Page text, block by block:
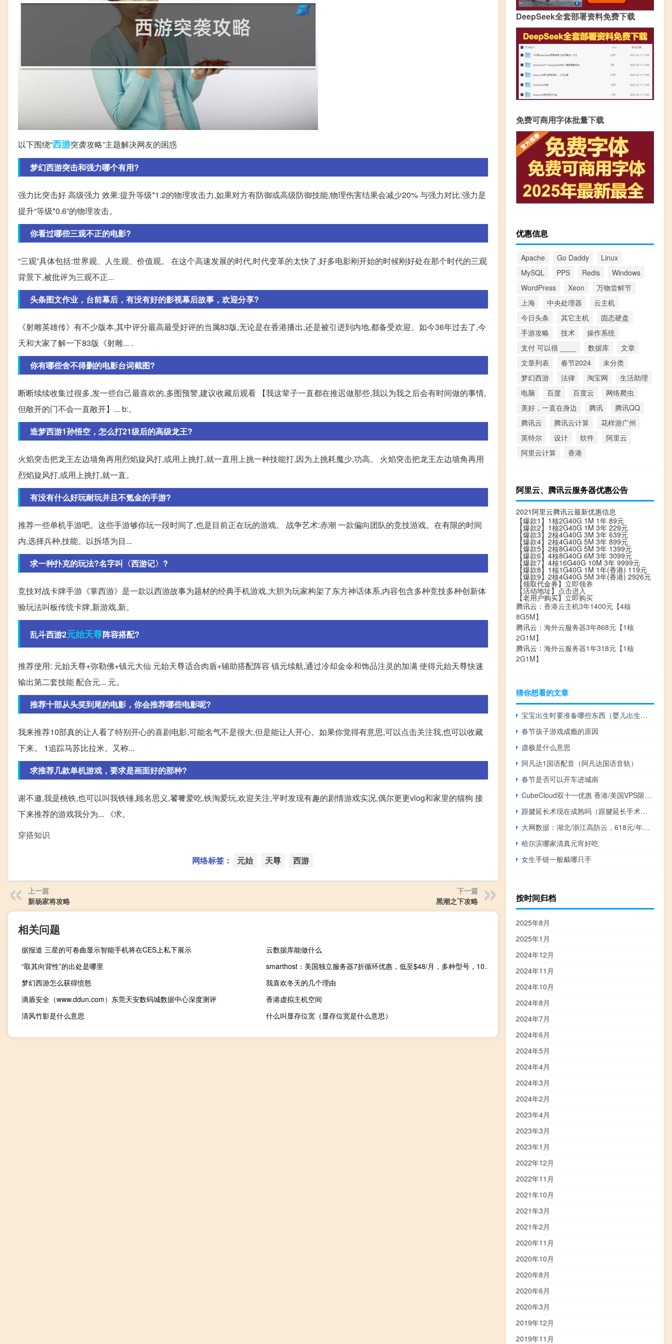
以下围绕“西游突袭攻略”主题解决网友的困惑
梦幻西游突击和强力哪个有用?
强力比突击好 高级强力 效果:提升等级*1.2的物理攻击力,如果对方有防御或高级防御技能,物理伤害结果会减少20% 与强力对比:强力是
提升“等级*0.6”的物理攻击。
你看过哪些三观不正的电影?
“三观”具体包括:世界观、人生观、价值观。 在这个高速发展的时代,时代变革的太快了,好多电影刚开始的时候刚好处在那个时代的三观
背景下,被批评为三观不正...
头条图文作业，台前幕后，有没有好的影视幕后故事，欢迎分享?
《射雕英雄传》有不少版本,其中评分最高最受好评的当属83版,无论是在香港播出,还是被引进到内地,都备受欢迎。如今36年过去了,今
天和大家了解一下83版《射雕... .
你有哪些舍不得删的电影台词截图?
断断续续收集过很多,发一些自己最喜欢的,多图预警,建议收藏后观看 【我这辈子一直都在推迟做那些,我以为我之后会有时间做的事情,
但敞开的门不会一直敞开】... b:。
造梦西游1孙悟空，怎么打21级后的高级龙王?
火焰突击把龙王左边墙角再用烈焰旋风打,或用上挑打,就一直用上挑一种技能打,因为上挑耗魔少,功高。 火焰突击把龙王左边墙角再用
烈焰旋风打,或用上挑打,就一直。
有没有什么好玩耐玩并且不氪金的手游?
推荐一些单机手游吧。这些手游够你玩一段时间了,也是目前正在玩的游戏。 战争艺术:赤潮 一款偏向团队的竞技游戏。在有限的时间
内,选择兵种,技能。以拆塔为目...
求一种扑克的玩法?名字叫〈西游记〉?
竞技对战卡牌手游《掌西游》是一款以西游故事为题材的经典手机游戏,大胆为玩家构架了东方神话体系,内容包含多种竞技多种创新体
验玩法叫板传统卡牌,新游戏,新。
乱斗西游2元始天尊阵容搭配?
推荐使用: 元始天尊+弥勒佛+镇元大仙 元始天尊适合肉盾+辅助搭配阵容 镇元续航,通过冷却金伞和饰品注灵的加满 使得元始天尊快速
输出第二套技能 配合元... 元。
推荐十部从头笑到尾的电影，你会推荐哪些电影呢?
我来推荐10部真的让人看了特别开心的喜剧电影,可能名气不是很大,但是能让人开心。如果你觉得有意思,可以点击关注我,也可以收藏
下来。 1追踪马苏比拉米。又称...
求推荐几款单机游戏，要求是画面好的那种?
谢不邀,我是桃铁,也可以叫我铁锤,顾名思义,饕餮爱吃,铁淘爱玩,欢迎关注,平时发现有趣的剧情游戏实况,偶尔更更vlog和家里的猫狗 接
下来推荐的游戏我分为... 《求。
穿搭知识
网络标签： 元始 天尊 西游
上一篇
新杨家将攻略
下一篇
黑潮之下攻略
相关问题
据报道 三星的可卷曲显示智能手机将在CES上私下展示
云数据库能做什么
“取其向背性”的出处是哪里
smarthost：美国独立服务器7折循环优惠，低至$48/月，多种型号，10个机房可供选择
梦幻西游怎么获得愤怒
我喜欢冬天的几个理由
滴盾安全（www.ddun.com）东莞天安数码城数据中心深度测评
香港虚拟主机空间
清风竹影是什么意思
什么叫显存位宽（显存位宽是什么意思）
DeepSeek全套部署资料免费下载
免费可商用字体批量下载
优惠信息
Apache Go Daddy
Linux
MySQL
PPS Redis
Windows
WordPress
Xeon
万物尝鲜节
上海
中央处理器
云主机
今日头条
其它主机
固态硬盘
手游攻略
技术
操作系统
支付 可以很 ____
数据库
文章
文章列表
春节2024
未分类
梦幻西游
法律 淘宝网
生活助理
电脑
百度 百度云
网络爬虫
美好，一直在身边
腾讯
腾讯QQ
腾讯云
腾讯云计算
花样游广州
英特尔
设计 软件
阿里云
阿里云计算
香港
阿里云、腾讯云服务器优惠公告
2021阿里云腾讯云最新优惠信息
【爆款1】1核2G40G 1M 1年 89元
【爆款2】1核2G40G 1M 3年 229元
【爆款3】2核4G40G 3M 3年 639元
【爆款4】2核4G40G 5M 3年 899元
【爆款5】2核8G40G 5M 3年 1399元
【爆款6】4核8G40G 6M 3年 3099元
【爆款7】4核16G40G 10M 3年 9999元
【爆款8】1核1G40G 1M 1年(香港) 119元
【爆款9】2核4G40G 5M 3年(香港) 2926元
【领取代金券】 立即领券
【活动地址】 点击进入
【老用户购买】立即购买
腾讯云： 香港云主机3年1400元【4核
8G5M】
腾讯云： 海外云服务器3年868元【1核
2G1M】
腾讯云： 海外云服务器1年318元【1核
2G1M】
猜你想看的文章
宝宝出生时要准备哪些东西（婴儿出生需要准备哪些东西）
春节孩子游戏成瘾的原因
虚极是什么意思
阿凡达1国语配音（阿凡达国语音轨）
春节是否可以开车进城南
CubeCloud双十一优惠 香港/美国VPS限时最高8折起
跟腱延长术现在成熟吗（跟腱延长手术的费用）
大网数据：湖北/浙江高防云，618元/年，100G高防/集群防CC，8G内存/8核(AMD EPYC)/20M带宽/100g硬盘
哈尔滨哪家清真元宵好吃
女生手链一般戴哪只手
按时间归档
2025年8月
2025年1月
2024年12月
2024年11月
2024年10月
2024年8月
2024年7月
2024年6月
2024年5月
2024年4月
2024年3月
2024年2月
2023年4月
2023年3月
2023年1月
2022年12月
2022年11月
2021年10月
2021年3月
2021年2月
2020年11月
2020年10月
2020年8月
2020年6月
2020年3月
2019年12月
2019年11月